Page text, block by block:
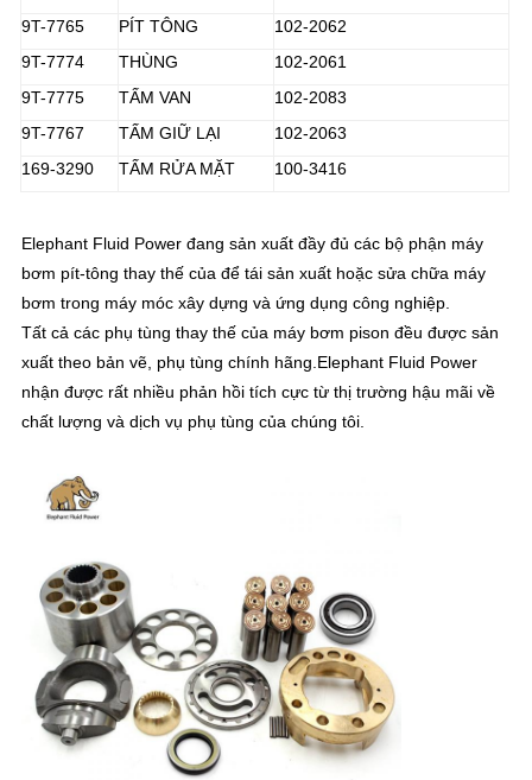
9T-7765
PÍT TÔNG
102-2062
9T-7774
THÙNG
102-2061
9T-7775
TẤM VAN
102-2083
9T-7767
TẤM GIỮ LẠI
102-2063
169-3290
TẤM RỬA MẶT 100-3416
Elephant Fluid Power đang sản xuất đầy đủ các bộ phận máy
bơm pít-tông thay thế của để tái sản xuất hoặc sửa chữa máy
bơm trong máy móc xây dựng và ứng dụng công nghiệp.
Tất cả các phụ tùng thay thế của máy bơm pison đều được sản
xuất theo bản vẽ, phụ tùng chính hãng.Elephant Fluid Power
nhận được rất nhiều phản hồi tích cực từ thị trường hậu mãi về
chất lượng và dịch vụ phụ tùng của chúng tôi.